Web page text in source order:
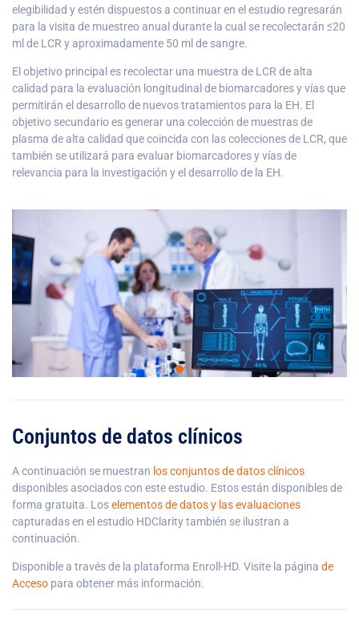
elegibilidad y estén dispuestos a continuar en el estudio regresarán
para la visita de muestreo anual durante la cual se recolectarán ≤20
ml de LCR y aproximadamente 50 ml de sangre.
El objetivo principal es recolectar una muestra de LCR de alta
calidad para la evaluación longitudinal de biomarcadores y vías que
permitirán el desarrollo de nuevos tratamientos para la EH. El
objetivo secundario es generar una colección de muestras de
plasma de alta calidad que coincida con las colecciones de LCR, que
también se utilizará para evaluar biomarcadores y vías de
relevancia para la investigación y el desarrollo de la EH.
Conjuntos de datos clínicos
A continuación se muestran los conjuntos de datos clínicos
disponibles asociados con este estudio. Estos están disponibles de
forma gratuita. Loselementos de datos y las evaluaciones
capturadas en el estudio HDClarity también se ilustran a
continuación.
Disponible a través de la plataforma Enroll-HD. Visite la página de
Acceso para obtener más información.